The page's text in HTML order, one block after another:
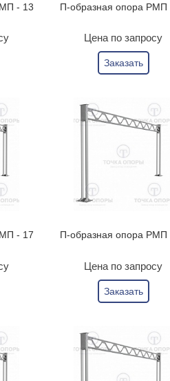
- 13 П-образная опора РМП
Цена по запросу
Заказать
- 17 П-образная опора РМП
Цена по запросу
Заказать